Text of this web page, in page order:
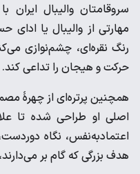
سروقامتان والیبال
مهارتی از والیبال یا
رنگ نقره‌ای، چشم‌نوازی
حرکت و هیجان را تداعی کند.
همچنین پرتره‌ای از چهرۀ
اصلی او طراحی شده تا
اعتماد‌به‌نفس، نگاه
هدف بزرگی که گام بر